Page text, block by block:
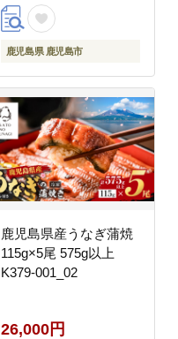
鹿児島県 鹿児島市
鹿児島県産うなぎ蒲焼
115g×5尾 575g以上
K379-001_02
26,000円